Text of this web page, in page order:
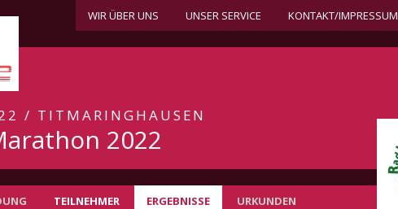
WIR ÜBER UNS UNSER SERVICE KONTAKT/IMPRESSUM
/ TITMARINGHAUSEN
2022
TEILNEHMER ERGEBNISSE URKUNDEN